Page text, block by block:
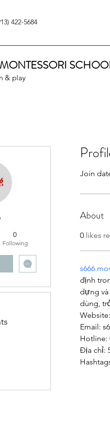
422-5684
MONTESSORI
& play
Join
About
0 likes
định
dựng
dùng,
Email:
Hotline:
Địa chỉ:
0
Following